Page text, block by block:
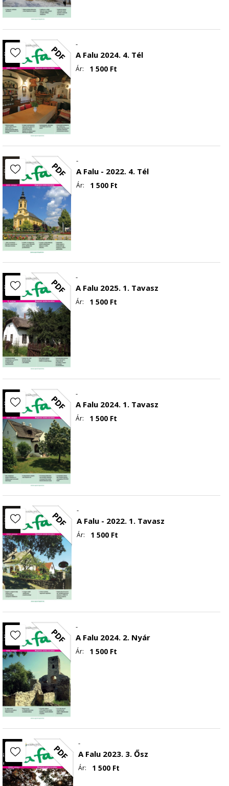
PDF -
A Falu 2024. 4. Tél
Ár: 1 500 Ft
PDF -
A Falu - 2022. 4. Tél
Ár: 1 500Ft
PDF -
A Falu 2025. 1. Tavasz
Ár: 1 500 Ft
PDF -
A Falu 2024. 1. Tavasz
Ár: 1 500 Ft
PDF -
A Falu - 2022. 1. Tavasz
Ár: 1 500Ft
PDF -
A Falu 2024. 2. Nyár
Ár: 1 500Ft
PDF -
A Falu 2023. 3. Ősz
Ár: 1 500Ft